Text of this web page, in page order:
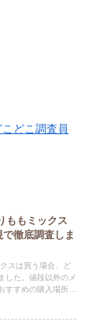
こどこ調査員
ももミックス
徹底調査しま
スは買う場合、ど
した。値段以外のメ
すすめの購入場所を